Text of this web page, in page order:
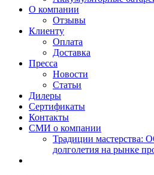
О компании
Отзывы
Клиенту
Оплата
Доставка
Пресса
Новости
Статьи
Дилеры
Сертификаты
Контакты
СМИ о компании
Традиции мастерства:
долголетия на рынке